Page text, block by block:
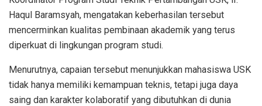
Haqul Baramsyah, mengatakan keberhasilan tersebut
mencerminkan kualitas pembinaan akademik yang terus
diperkuat di lingkungan program studi.
Menurutnya, capaian tersebut menunjukkan mahasiswa USK
tidak hanya memiliki kemampuan teknis, tetapi juga daya
saing dan karakter kolaboratif yang dibutuhkan di dunia